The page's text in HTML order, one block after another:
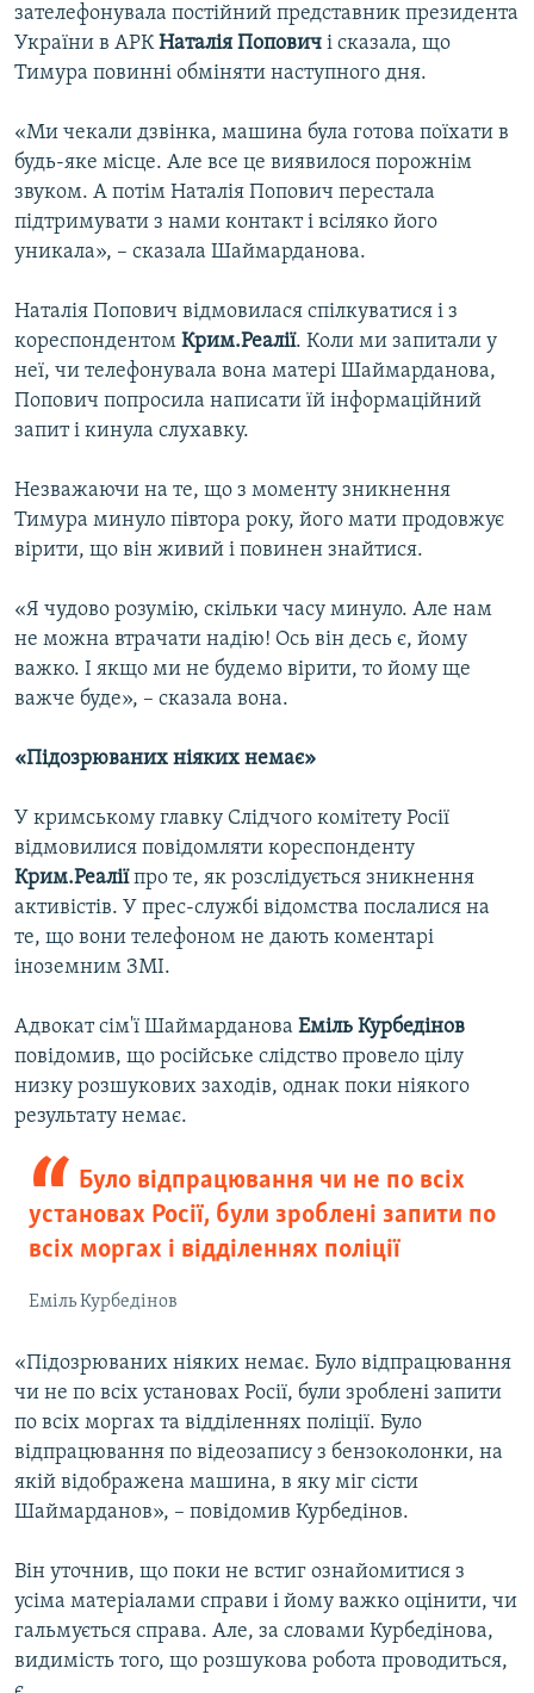
зателефонувала постійний представник президента
України в АРКНаталія Попович і сказала, що
Тимура повинні обміняти наступного дня.
«Ми чекали дзвінка, машина була готова поїхати в
будь-яке місце. Але все це виявилося порожнім
звуком. А потім Наталія Попович перестала
підтримувати з нами контакт і всіляко його
уникала», – сказала Шаймарданова.
Наталія Попович відмовилася спілкуватися і з
кореспондентом Крим.Реалії. Коли ми запитали у
неї, чи телефонувала вона матері Шаймарданова,
Попович попросила написати їй інформаційний
запит і кинула слухавку.
Незважаючи на те, що з моменту зникнення
Тимура минуло півтора року, його мати продовжує
вірити, що він живий і повинен знайтися.
«Я чудово розумію, скільки часу минуло. Але нам
не можна втрачати надію! Ось він десь є, йому
важко. І якщо ми не будемо вірити, то йому ще
важче буде», – сказала вона.
«Підозрюваних ніяких немає»
У кримському главку Слідчого комітету Росії
відмовилися повідомляти кореспонденту
Крим.Реаліїпро те, як розслідується зникнення
активістів. У прес-службі відомства послалися на
те, що вони телефоном не дають коментарі
іноземним ЗМІ.
Адвокат сім'ї Шаймарданова Еміль Курбедінов
повідомив, що російське слідство провело цілу
низку розшукових заходів, однак поки ніякого
результату немає.
Було відпрацювання чи не по всіх
установах Росії, були зроблені запити по
всіх моргах і відділеннях поліції
Еміль Курбедінов
«Підозрюваних ніяких немає. Було відпрацювання
чи не по всіх установах Росії, були зроблені запити
по всіх моргах та відділеннях поліції. Було
відпрацювання по відеозапису з бензоколонки, на
якій відображена машина, в яку міг сісти
Шаймарданов», – повідомив Курбедінов.
Він уточнив, що поки не встиг ознайомитися з
усіма матеріалами справи і йому важко оцінити, чи
гальмується справа. Але, за словами Курбедінова,
видимість того, що розшукова робота проводиться,